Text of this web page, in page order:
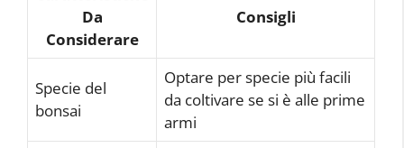
Da
Considerare
Consigli
Specie del
bonsai
Optare per specie più facili
da coltivare se si è alle prime
armi